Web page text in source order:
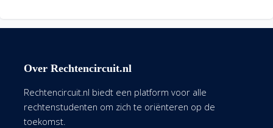
Over Rechtencircuit.nl
Rechtencircuit.nl biedt een platform voor alle
rechtenstudenten om zich te oriënteren op de
toekomst.